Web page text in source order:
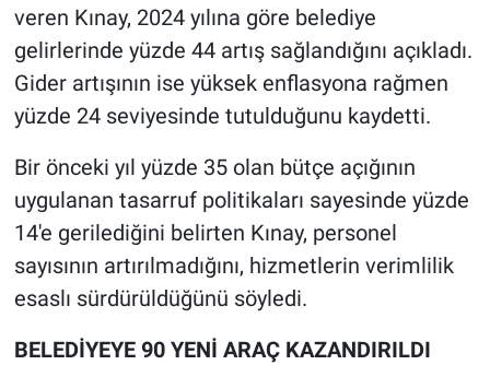
veren Kınay, 2024 yılına göre belediye
gelirlerinde yüzde 44 artış sağlandığını açıkladı.
Gider artışının ise yüksek enflasyona rağmen
yüzde 24 seviyesinde tutulduğunu kaydetti.
Bir önceki yıl yüzde 35 olan bütçe açığının
uygulanan tasarruf politikaları sayesinde yüzde
14'e gerilediğini belirten Kınay, personel
sayısının artırılmadığını, hizmetlerin verimlilik
esaslı sürdürüldüğünü söyledi.
BELEDİYEYE 90 YENİ ARAÇ KAZANDIRILDI